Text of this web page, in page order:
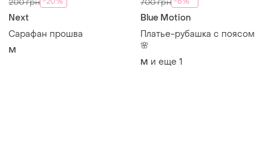
Next
Сарафан прошва
M
Blue Motion
Платье-рубашка с поясом
🌸
M и еще 1